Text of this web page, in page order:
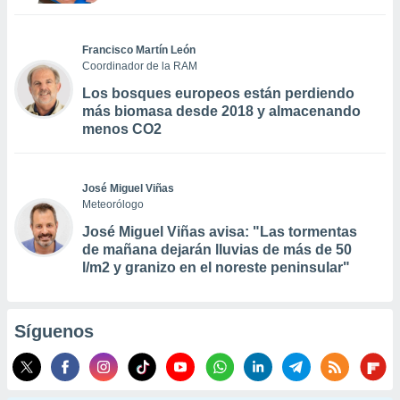
Francisco Martín León
Coordinador de la RAM
Los bosques europeos están perdiendo
más biomasa desde 2018 y almacenando
menos CO2
José Miguel Viñas
Meteorólogo
José Miguel Viñas avisa: "Las tormentas
de mañana dejarán lluvias de más de 50
l/m2 y granizo en el noreste peninsular"
Síguenos